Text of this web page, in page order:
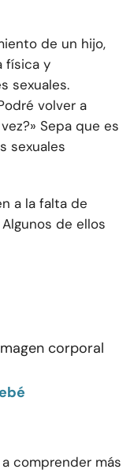
de un hijo,
física y
sexuales.
volver a
Sepa que es
sexuales
a la falta de
de ellos
corporal
comprender más